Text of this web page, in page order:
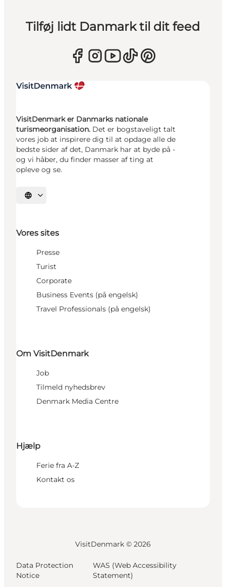
Tilføj lidt Danmark til dit feed
VisitDenmark er Danmarks nationale
turismeorganisation. Det er bogstaveligt talt
vores job at inspirere dig til at opdage alle de
bedste sider af det, Danmark har at byde på -
og vi håber, du finder masser af ting at
opleve og se.
Vælg sprog
Vores sites
Presse
Turist
Corporate
Business Events (på engelsk)
Travel Professionals (på engelsk)
Om VisitDenmark
Job
Tilmeld nyhedsbrev
Denmark Media Centre
Hjælp
Ferie fra A-Z
Kontakt os
VisitDenmark © 2026
Data Protection
Notice
WAS (Web Accessibility
Statement)